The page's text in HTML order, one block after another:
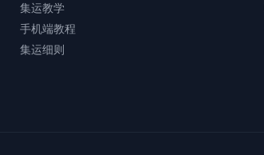
集运教学
手机端教程
集运细则